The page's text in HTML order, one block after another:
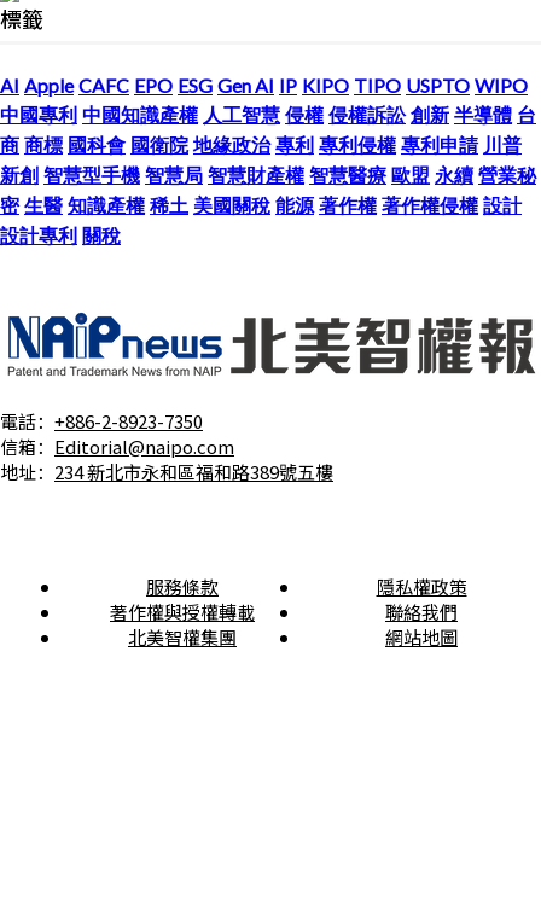
標籤
AI Apple CAFC EPO ESG Gen AI IP KIPO TIPO USPTO WIPO
中國專利 中國知識產權 人工智慧 侵權 侵權訴訟 創新 半導體 台
商 商標 國科會 國衛院 地緣政治 專利 專利侵權 專利申請 川普
新創 智慧型手機 智慧局 智慧財產權 智慧醫療 歐盟 永續 營業秘
密 生醫 知識產權 稀土 美國關稅 能源 著作權 著作權侵權 設計
設計專利 關稅
電話： +886-2-8923-7350
信箱： Editorial@naipo.com
地址： 234 新北市永和區福和路389號五樓
服務條款
隱私權政策
著作權與授權轉載
聯絡我們
北美智權集團
網站地圖